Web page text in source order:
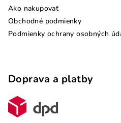
Ako nakupovať
Obchodné podmienky
Podmienky ochrany osobných
Doprava a platby